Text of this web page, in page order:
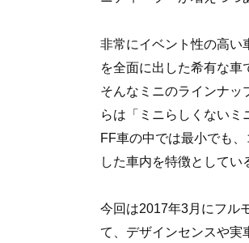
非常にイベント性の高い
を全面に出した希有な車
そんなミニのラインナッ
らは「ミニらしくないミ
FF車の中では最小でも
した車内を特徴としてい
今回は2017年3月にフル
て、デザインセンスや実